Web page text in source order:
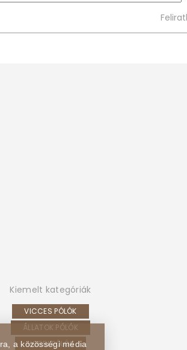
Kiemelt kategóriák
VICCES PÓLÓK
ÁLLATOK PÓLÓK
HOBBI PÓLÓK
a közösségi média